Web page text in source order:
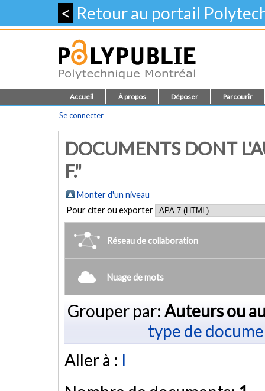
< Retour au portail
Accueil À propos Déposer Parcourir
Se connecter
DOCUMENTS DONT
F."
Monter d'un niveau
Pour citer ou exporter
Réseau de collaboration
Nuage de mots
Grouper par: Auteurs ou
type de
Aller à : I